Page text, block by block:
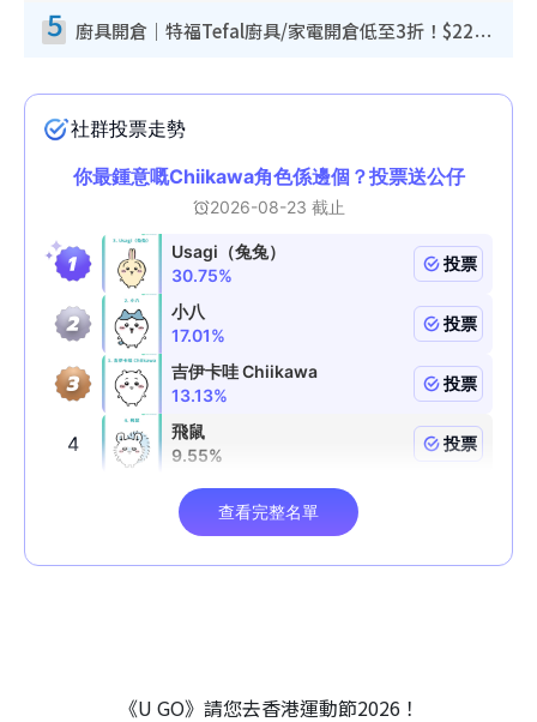
5 廚具開倉｜特福Tefal廚具/家電開倉低至3折！$220起買平底鍋/炒鑊/湯煲！電飯煲/吸塵機/燙斗$418起
《U GO》請您去香港運動節2026！